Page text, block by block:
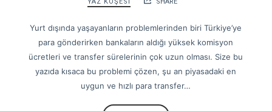
Yurt dışında yaşayanların problemlerinden biri Türkiye’ye
para gönderirken bankaların aldığı yüksek komisyon
ücretleri ve transfer sürelerinin çok uzun olması. Size bu
yazıda kısaca bu problemi çözen, şu an piyasadaki en
uygun ve hızlı para transfer…